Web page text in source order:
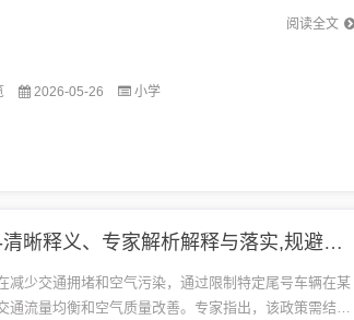
置差异；而专家解读则从专业角度对速腾的发动机、
阅读全文
2026-05-26 小学
北京最新尾号限行-清晰释义、专家解析解释与落实​,规避误导的假包装纸
减少交通拥堵和空气污染，通过限制特定尾号车辆在某
通流量均衡和空气质量改善。专家指出，该政策需结合